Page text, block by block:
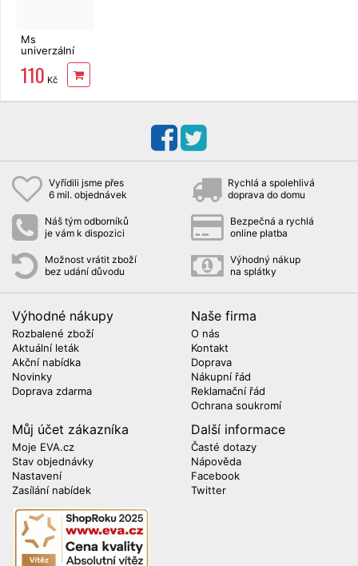
Ms
univerzální
silikon bílá
315ml
110 Kč
Vyřídili jsme přes
6 mil. objednávek
Rychlá a spolehlivá
doprava do domu
Náš tým odborníků
je vám k dispozici
Bezpečná a rychlá
online platba
Možnost vrátit zboží
bez udání důvodu
Výhodný nákup
na splátky
Výhodné nákupy
Rozbalené zboží
Aktuální leták
Akční nabídka
Novinky
Doprava zdarma
Naše firma
O nás
Kontakt
Doprava
Nákupní řád
Reklamační řád
Ochrana soukromí
Můj účet zákazníka
Moje EVA.cz
Stav objednávky
Nastavení
Zasílání nabídek
Další informace
Časté dotazy
Nápověda
Facebook
Twitter